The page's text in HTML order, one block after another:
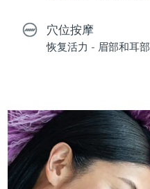
穴位按摩
恢复活力 - 眉部和耳部